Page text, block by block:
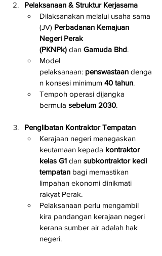
Pelaksanaan & Struktur Kerjasama
Dilaksanakan melalui usaha sama
(JV) Perbadanan Kemajuan
Negeri Perak
(PKNPk) dan Gamuda Bhd.
Model
pelaksanaan: penswastaan denga
n konsesi minimum 40 tahun.
Tempoh operasi dijangka
bermula sebelum 2030.
Penglibatan Kontraktor Tempatan
Kerajaan negeri menegaskan
keutamaan kepada kontraktor
kelas G1 dan subkontraktor kecil
tempatan bagi memastikan
limpahan ekonomi dinikmati
rakyat Perak.
Pelaksanaan perlu mengambil
kira pandangan kerajaan negeri
kerana sumber air adalah hak
negeri.